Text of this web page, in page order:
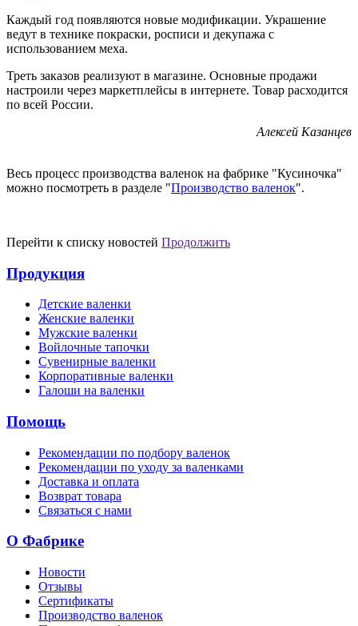
Каждый год появляются новые модификации. Украшение
ведут в технике покраски, росписи и декупажа с
использованием меха.
Треть заказов реализуют в магазине. Основные продажи
настроили через маркетплейсы в интернете. Товар расходится
по всей России.
Алексей Казанцев
Весь процесс производства валенок на фабрике "Кусиночка"
можно посмотреть в разделе "Производство валенок".
Перейти к списку новостей Продолжить
Продукция
Детские валенки
Женские валенки
Мужские валенки
Войлочные тапочки
Сувенирные валенки
Корпоративные валенки
Галоши на валенки
Помощь
Рекомендации по подбору валенок
Рекомендации по уходу за валенками
Доставка и оплата
Возврат товара
Связаться с нами
О Фабрике
Новости
Отзывы
Сертификаты
Производство валенок